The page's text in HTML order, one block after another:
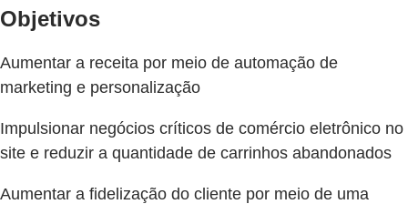
Objetivos
Aumentar a receita por meio de automação de
marketing e personalização
Impulsionar negócios críticos de comércio eletrônico no
site e reduzir a quantidade de carrinhos abandonados
Aumentar a fidelização do cliente por meio de uma